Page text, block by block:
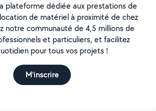
plateforme dédiée aux prestations de
de matériel à proximité de chez
notre communauté de 4,5 millions de
et particuliers, et facilitez
pour tous vos projets !
M'inscrire